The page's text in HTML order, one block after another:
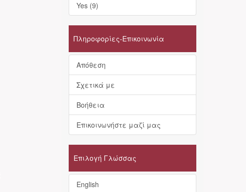
Yes (9)
Πληροφορίες-Επικοινωνία
Απόθεση
Σχετικά με
Βοήθεια
Επικοινωνήστε μαζί μας
Επιλογή Γλώσσας
English